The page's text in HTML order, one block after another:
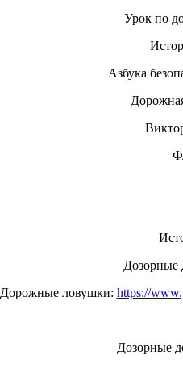
Урок по
Азбука
Дозорные
Дорожные ловушки: https://
Дозорные